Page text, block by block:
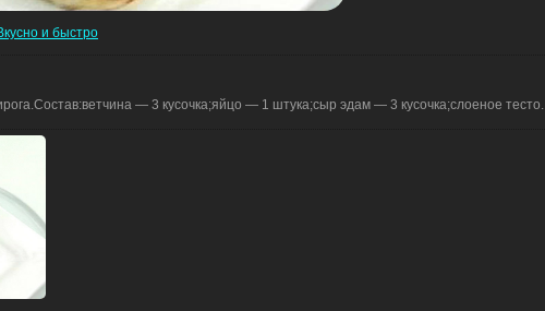
и быстро
— 3 кусочка;яйцо — 1 штука;сыр эдам — 3 кусочка;слоеное тесто.